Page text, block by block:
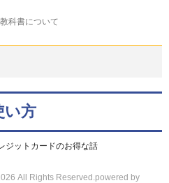
科書について
い方
ジットカードのお得な話
All Rights Reserved.powered by